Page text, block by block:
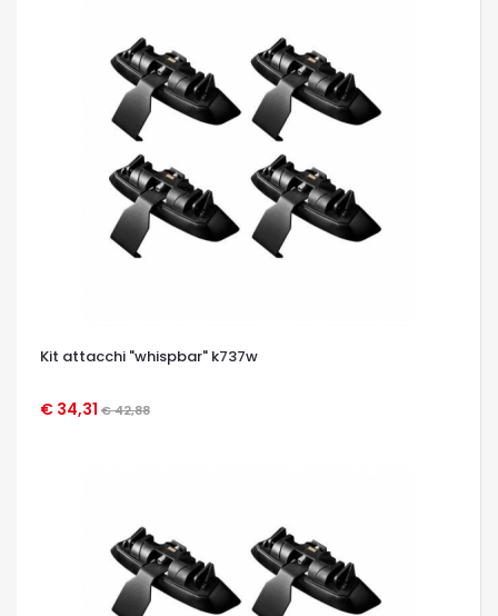
Kit attacchi "whispbar" k737w
€ 34,31 € 42,88
OCCHIATA VELOCE